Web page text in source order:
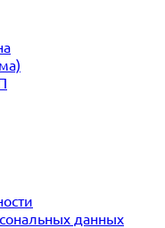
данных